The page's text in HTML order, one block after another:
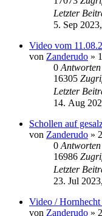
Letzter
5. Sep
Video vom
von Zanderudo »
0 Antworten
16305
Letzter
14. Aug
Schollen auf
von Zanderudo »
0 Antworten
16986
Letzter
23. Jul
Video /
von Zanderudo »